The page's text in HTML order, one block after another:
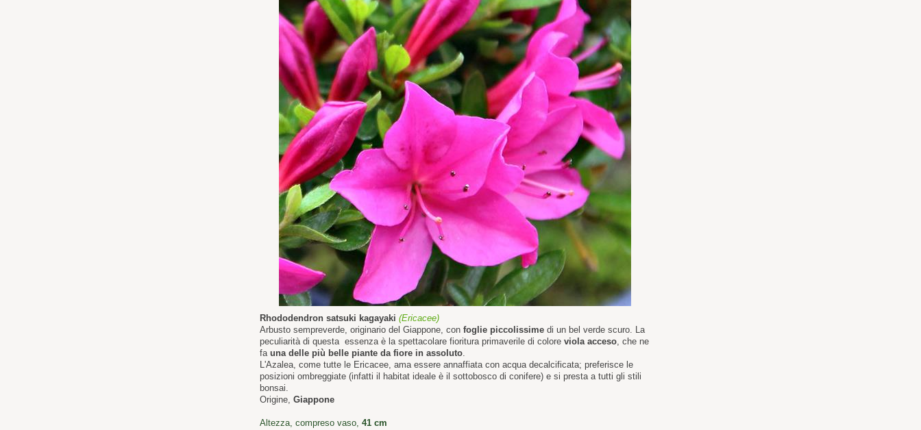
Rhododendron satsuki kagayaki (Ericacee)
Arbusto sempreverde, originario del Giappone, con foglie piccolissime di un bel verde scuro. La
peculiarità di questa essenza è la spettacolare fioritura primaverile di colore viola acceso, che ne
fa una delle più belle piante da fiore in assoluto.
L'Azalea, come tutte le Ericacee, ama essere annaffiata con acqua decalcificata; preferisce le
posizioni ombreggiate (infatti il habitat ideale è il sottobosco di conifere) e si presta a tutti gli stili
bonsai.
Origine, Giappone
Altezza, compreso vaso, 41 cm